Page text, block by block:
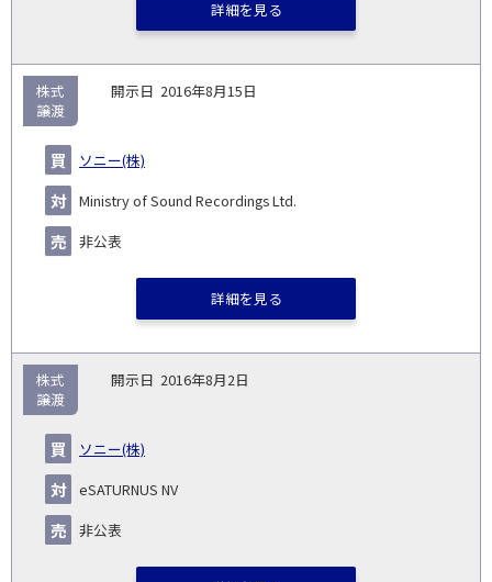
詳細を見る
2016年8月15日
ソニー(株)
Ministry of Sound Recordings Ltd.
非公表
株式
譲渡
詳細を見る
2016年8月2日
ソニー(株)
eSATURNUS NV
非公表
株式
譲渡